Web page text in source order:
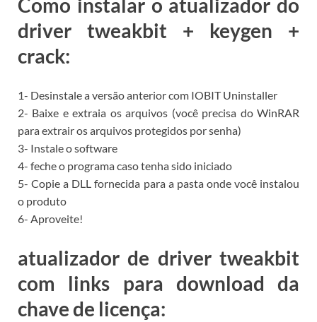
driver tweakbit + keygen +
crack:
1- Desinstale a versão anterior com IOBIT Uninstaller
2- Baixe e extraia os arquivos (você precisa do WinRAR
para extrair os arquivos protegidos por senha)
3- Instale o software
4- feche o programa caso tenha sido iniciado
5- Copie a DLL fornecida para a pasta onde você instalou
o produto
6- Aproveite!
atualizador de driver tweakbit
com links para download da
chave de licença: